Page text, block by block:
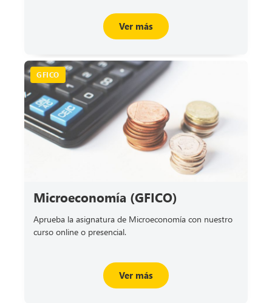
Ver más
GFICO
Microeconomía (GFICO)
Aprueba la asignatura de Microeconomía con nuestro
curso online o presencial.
Ver más